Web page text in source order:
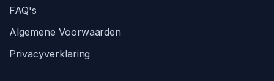
FAQ's
Algemene Voorwaarden
Privacyverklaring